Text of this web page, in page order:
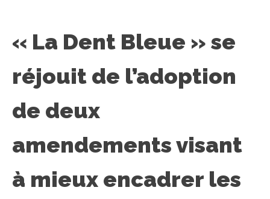
« La Dent Bleue » se
réjouit de l’adoption
de deux
amendements visant
à mieux encadrer les